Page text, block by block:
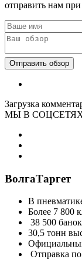
отправить нам
Загрузка
МЫ В
ВолгаТаргет
В
Более 7 800
38 500
30,5 тонн
Отправка